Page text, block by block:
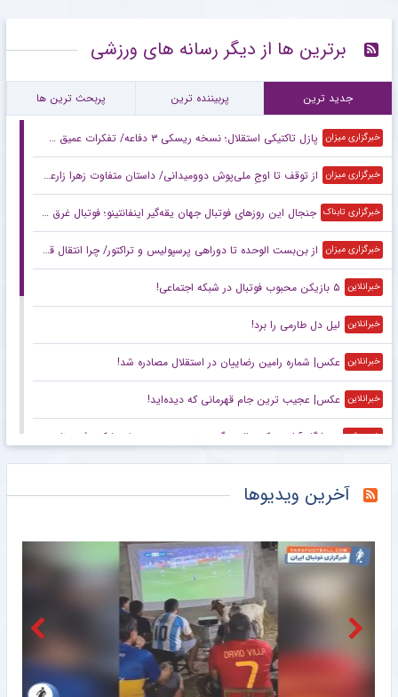
برترین ها از دیگر رسانه های ورزشی
جدید ترین پربیننده ترین پربحث ترین ها
خبرگزاری میزان پازل تاکتیکی استقلال؛ نسخه ریسکی ۳ دفاعه/ تفکرات عمیق سهراب با اسکواد کم‌عمق
خبرگزاری میزان از توقف تا اوجِ ملی‌پوش دوومیدانی/ داستان متفاوت زهرا زارعی در آستانه ناگویا
خبرگزاری تابناک جنجال این روزهای فوتبال جهان یقه‌گیر اینفانتینو؛ فوتبال غرق در اقتصاد
خبرگزاری میزان از بن‌بست الوحده تا دوراهی پرسپولیس و تراکتور/ چرا انتقال قربانی در هاله‌ای از ابهام است؟
خبرانلاین ۵ بازیکن محبوب فوتبال در شبکه اجتماعی!
خبرانلاین لیل دل طارمی را برد!
خبرانلاین عکس| شماره رامین رضاییان در استقلال مصادره شد!
خبرانلاین عکس| عجیب ترین جام قهرمانی که دیده‌اید!
خبرورزشی ورزشگاه آزادی یک سال دیگر هم نمی‌رسد؛ بچه‌ها متشکریم/ روزنامه خبرورزشی یکشنبه را ببینید
خبرگزاری مهر صد و شصت و یکمین شب تجمعات مردم کرج
قرار صد و شصت و یکم مردم لنگرود در میدان
خبرگزاری مهر واکنش عربستان و قطر به بیانیه شورای امنیت درباره یمن
بوشهر از استان‌های پیشتاز کشور در حوزه منابع طبیعی و آبخیزداری است
آخرین ویدیوها